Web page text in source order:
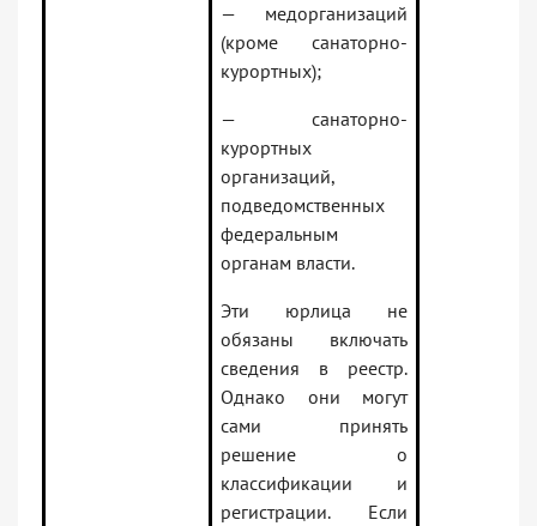
— медорганизаций
(кроме санаторно-
курортных);
— санаторно-
курортных
организаций,
подведомственных
федеральным
органам власти.
Эти юрлица не
обязаны включать
сведения в реестр.
Однако они могут
сами принять
решение о
классификации и
регистрации. Если